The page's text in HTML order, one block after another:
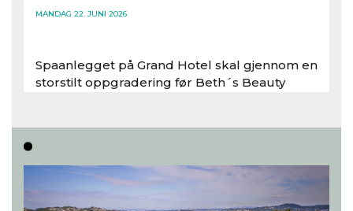
MANDAG 22. JUNI 2026
Spaanlegget på Grand Hotel skal gjennom en
storstilt oppgradering før Beth´s Beauty
Les hele artikkelen